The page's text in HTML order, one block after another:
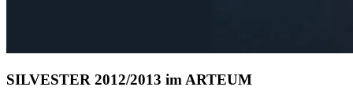
SILVESTER 2012/2013 im ARTEUM